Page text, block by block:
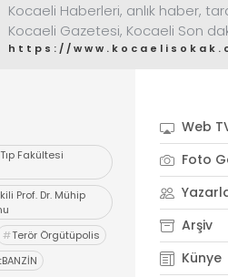
Kocaeli Haberleri, anlık haber,
Kocaeli Gazetesi, Kocaeli Son
https://
Fakültesi
Prof. Dr. Mühip
#Terör Örgütüpolis
Web
Foto
Arşiv
Künye